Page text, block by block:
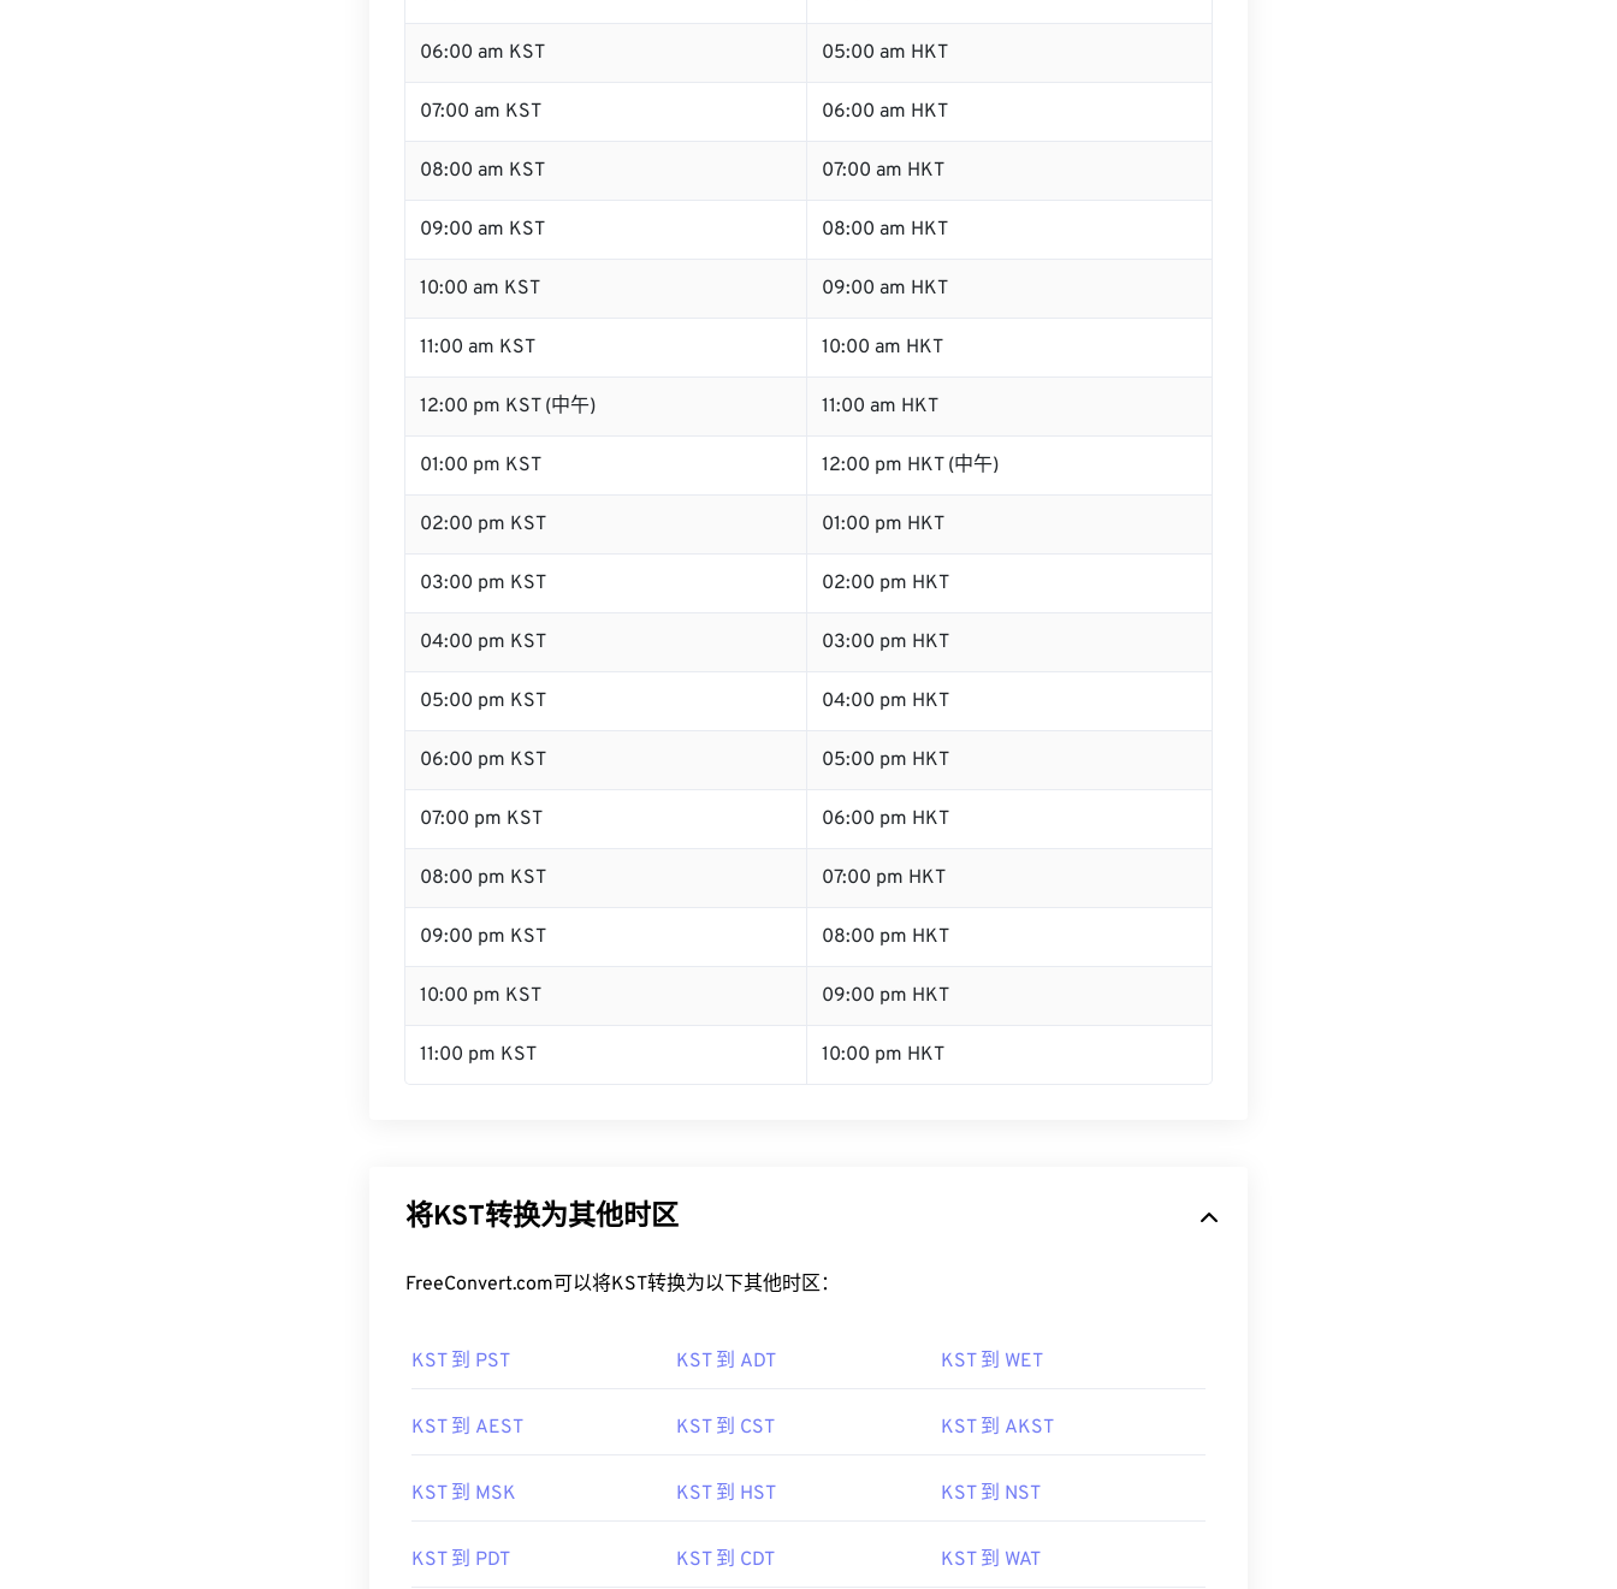
06:00 am KST 05:00 am HKT
07:00 am KST 06:00 am HKT
08:00 am KST 07:00 am HKT
09:00 am KST 08:00 am HKT
10:00 am KST 09:00 am HKT
11:00 am KST 10:00 am HKT
12:00 pm KST (中午) 11:00 am HKT
01:00 pm KST 12:00 pm HKT (中午)
02:00 pm KST 01:00 pm HKT
03:00 pm KST 02:00 pm HKT
04:00 pm KST 03:00 pm HKT
05:00 pm KST 04:00 pm HKT
06:00 pm KST 05:00 pm HKT
07:00 pm KST 06:00 pm HKT
08:00 pm KST 07:00 pm HKT
09:00 pm KST 08:00 pm HKT
10:00 pm KST 09:00 pm HKT
11:00 pm KST 10:00 pm HKT
将KST转换为其他时区
FreeConvert.com可以将KST转换为以下其他时区：
KST 到 PST KST 到 ADT KST 到 WET
KST 到 AEST KST 到 CST KST 到 AKST
KST 到 MSK KST 到 HST KST 到 NST
KST 到 PDT KST 到 CDT KST 到 WAT